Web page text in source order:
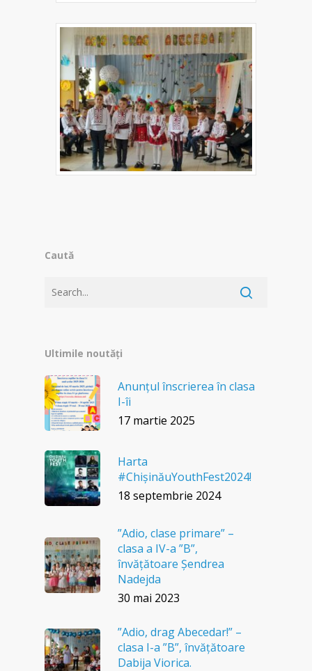
Caută
Ultimile noutăți
Anunțul înscrierea în clasa
I-îi
17 martie 2025
Harta
#ChișinăuYouthFest2024!
18 septembrie 2024
”Adio, clase primare” –
clasa a IV-a ”B”,
învățătoare Șendrea
Nadejda
30 mai 2023
”Adio, drag Abecedar!” –
clasa I-a ”B”, învățătoare
Dabija Viorica.